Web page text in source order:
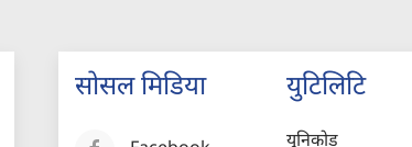
सोसल मिडिया युटिलिटि
युनिकोड